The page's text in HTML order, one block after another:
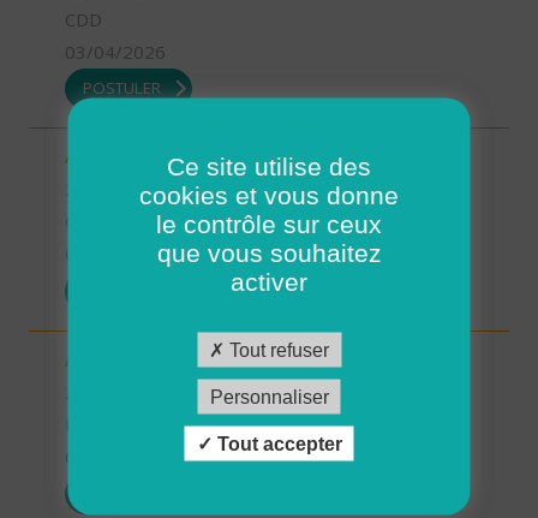
CDD
03/04/2026
POSTULER
Aide à domicile - CDD été - Saint-Renan (H/F)
29 - Finistère
03/04/2026
Aide à domicile - CDD ou CDI - St Renan (H/F)
Possibilité de CDI ou CDD
Ce site utilise des
cookies et vous donne
le contrôle sur ceux
que vous souhaitez
activer
Tout refuser
Personnaliser
Tout accepter